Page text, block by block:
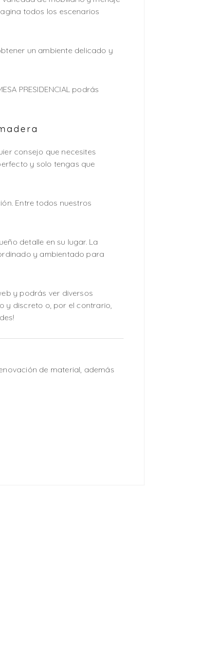
todos los escenarios
un ambiente delicado y
PRESIDENCIAL podrás
consejo que necesites
y solo tengas que
Entre todos nuestros
detalle en su lugar. La
y ambientado para
y podrás ver diversos
y discreto o, por el contrario,
de material, además